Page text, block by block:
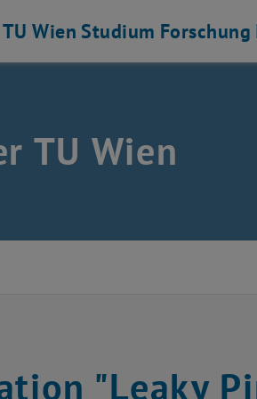
TU Wien Studium Forschung
TU Wien
"Leaky